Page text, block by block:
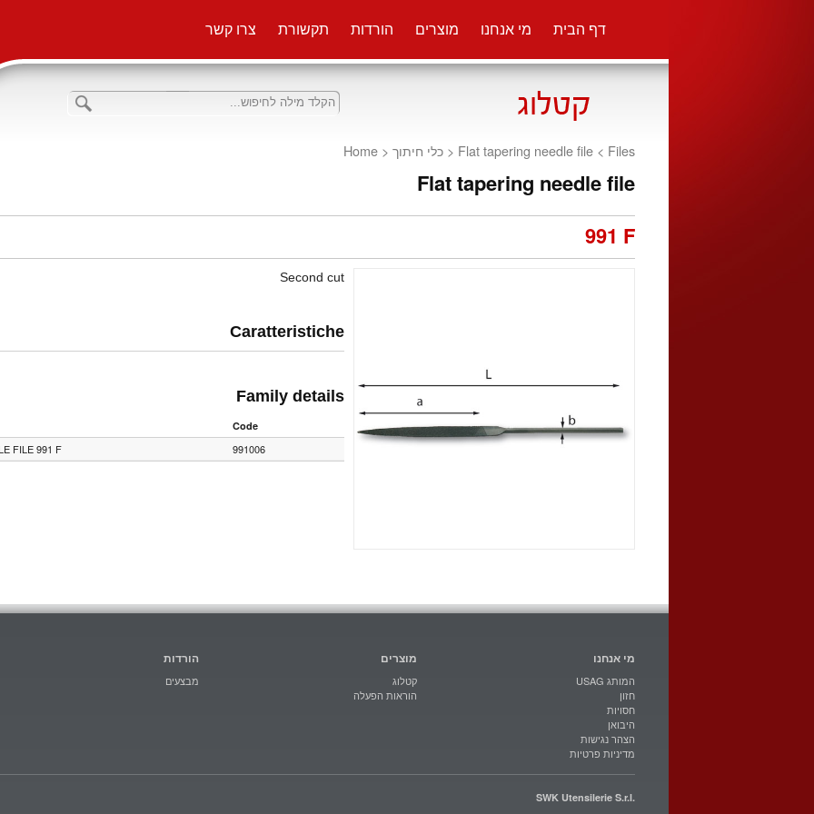
דף הבית מי אנחנו מוצרים הורדות תקשורת צרו קשר
Flat tapering needle file < Files
< כלי חיתוך <
Home
Flat tapering needle file
991 F
Second cut
Caratteristiche
Family details
Code
991006
FILE 991 F
מי אנחנו
USAG המותג
חזון
חסויות
היבואן
הצהר נגישות
מדיניות פרטיות
מוצרים
קטלוג
הוראות הפעלה
הורדות
מבצעים
SWK Utensilerie S.r.l.